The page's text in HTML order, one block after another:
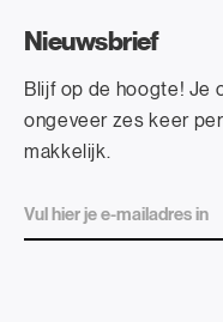
Nieuwsbrief
Blijf op de hoogte! Je
ongeveer zes keer
makkelijk.